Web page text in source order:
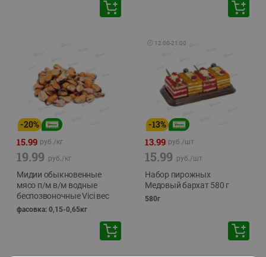
-20%
15.99 руб./кг
19.99 руб./кг
Мидии обыкновенные
мясо п/м в/м водные
беспозвоночные Vici вес
фасовка: 0,15-0,65кг
🕘 12:00-21:00
-13%
13.99 руб./шт
15.99 руб./шт
Набор пирожных
Медовый бархат 580 г
580г